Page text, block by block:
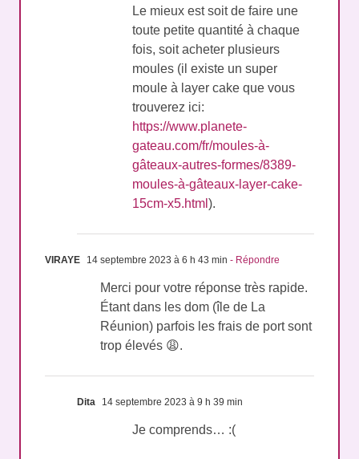
Le mieux est soit de faire une
toute petite quantité à chaque
fois, soit acheter plusieurs
moules (il existe un super
moule à layer cake que vous
trouverez ici:
https://www.planete-
gateau.com/fr/moules-à-
gâteaux-autres-formes/8389-
moules-à-gâteaux-layer-cake-
15cm-x5.html ).
VIRAYE 14 septembre 2023 à 6 h 43 min - Répondre
Merci pour votre réponse très rapide.
Étant dans les dom (île de La
Réunion) parfois les frais de port sont
trop élevés 😩.
Dita 14 septembre 2023 à 9 h 39 min
Je comprends… :(